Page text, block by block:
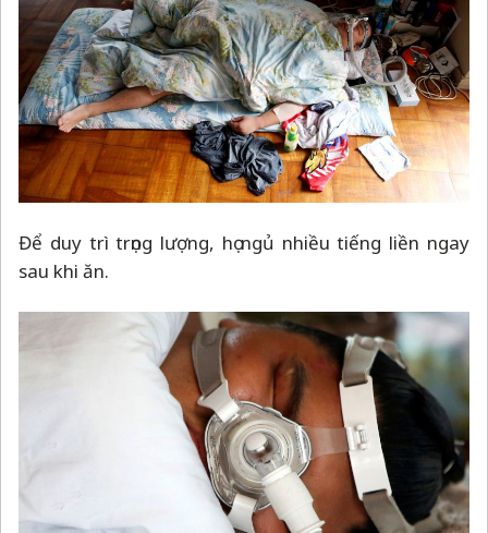
Để duy trì trọng lượng, họ ngủ nhiều tiếng liền ngay
sau khi ăn.